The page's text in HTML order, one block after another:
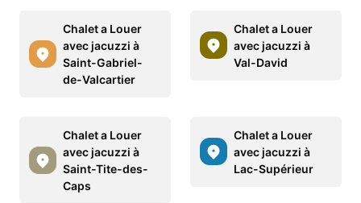
Chalet a Louer
avec jacuzzi à
Saint-Gabriel-
de-Valcartier
Chalet a Louer
avec jacuzzi à
Val-David
Chalet a Louer
avec jacuzzi à
Saint-Tite-des-
Caps
Chalet a Louer
avec jacuzzi à
Lac-Supérieur